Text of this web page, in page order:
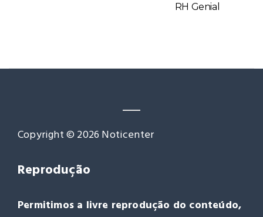
RH Genial
Copyright © 2026 Noticenter
Reprodução
Permitimos a livre reprodução do conteúdo,